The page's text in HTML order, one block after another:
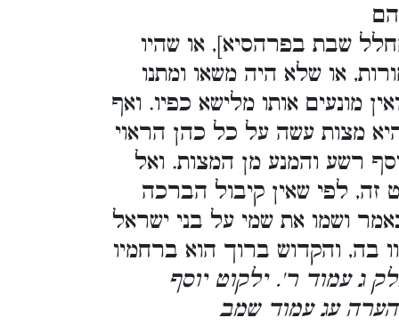
שבת בפרהסיא], או שהיו
או שלא היה משאו ומתנו
מונעים אותו מלישא כפיו. ואף
מצות עשה על כל כהן הראוי
רשע והמנע מן המצות. ואל
זה, לפי שאין קיבול הברכה
ושמו את שמי על בני ישראל
בה, והקדוש ברוך הוא ברחמיו
ג עמוד ר'. ילקוט יוסף
עג עמוד שמב